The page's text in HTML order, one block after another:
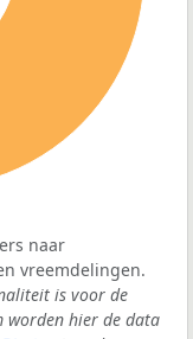
naar
vreemdelingen.
is voor de
worden hier de data